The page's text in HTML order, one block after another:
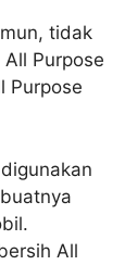
tidak
Purpose
Purpose
All